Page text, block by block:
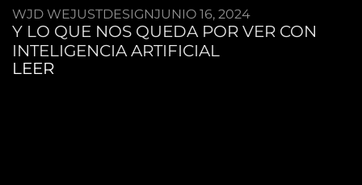
WJD WEJUSTDESIGNJUNIO 16, 2024
Y LO QUE NOS QUEDA POR VER CON
INTELIGENCIA ARTIFICIAL
LEER